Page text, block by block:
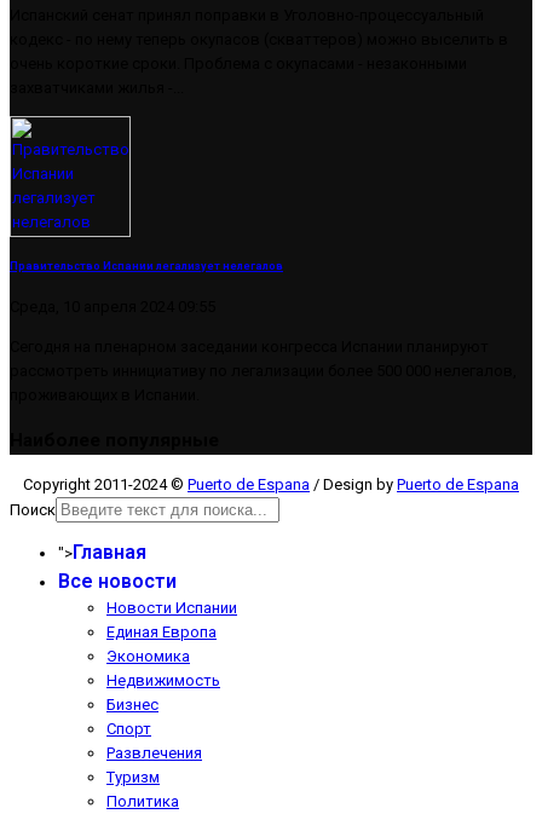
Правительство Испании легализует нелегалов
Copyright 2011-2024 © Puerto de Espana / Design by Puerto de Espana
Поиск
">Главная
Все новости
Новости Испании
Единая Европа
Экономика
Недвижимость
Бизнес
Спорт
Развлечения
Туризм
Политика